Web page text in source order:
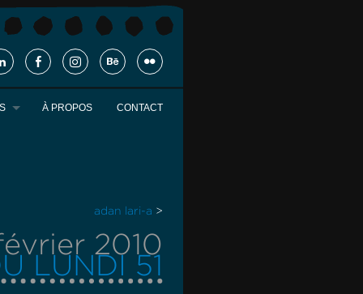
À PROPOS CONTACT
adan lari-a >
février 2010
LUNDI 51